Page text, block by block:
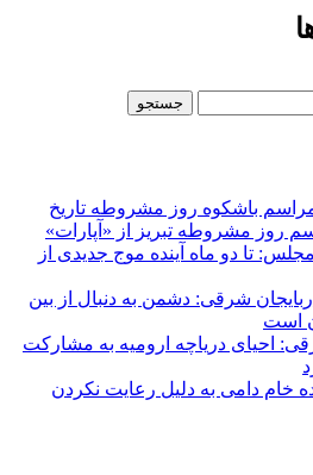
باشکوه روز مشروطه تاریخ
روز مشروطه تبریز از «آپارات»
تا دو ماه آینده موج جدیدی از
شرقی: دشمن به دنبال از بین
است
احیای دریاچه ارومیه به مشارکت
فرآورده خام دامی به دلیل رعایت نکردن